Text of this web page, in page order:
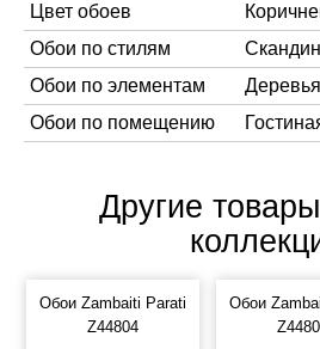
Цвет обоев
Обои по стилям
Обои по элементам
Деревья
Обои по помещению
Другие
Обои Zambaiti Parati
Z44804
Обои